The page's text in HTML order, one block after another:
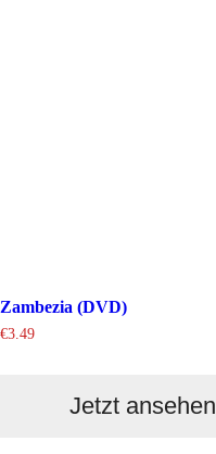
Zambezia (DVD)
€3.49
Jetzt ansehen